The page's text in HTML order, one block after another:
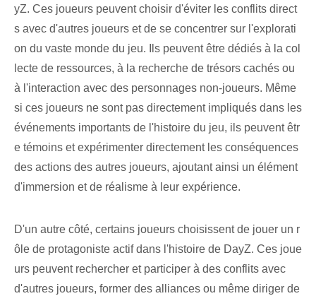
yZ. Ces joueurs peuvent choisir d'éviter les conflits direct
s avec d'autres joueurs et de se concentrer sur l'explorati
on du vaste monde du jeu. Ils peuvent être dédiés à la col
lecte de ressources, à la recherche de trésors cachés ou
à l'interaction avec des personnages non-joueurs. Même
si ces joueurs ne sont pas directement impliqués dans les
événements importants de l'histoire du jeu, ils peuvent êtr
e témoins et expérimenter directement les conséquences
des actions des autres joueurs, ajoutant ainsi un élément
d'immersion et de réalisme à leur expérience.
D'un autre côté, certains joueurs choisissent de jouer un r
ôle de protagoniste actif dans l'histoire de DayZ. Ces joue
urs peuvent rechercher et participer à des conflits avec
d'autres joueurs, former des alliances ou même diriger de